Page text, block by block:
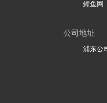
鲤鱼网
公司地址
浦东公